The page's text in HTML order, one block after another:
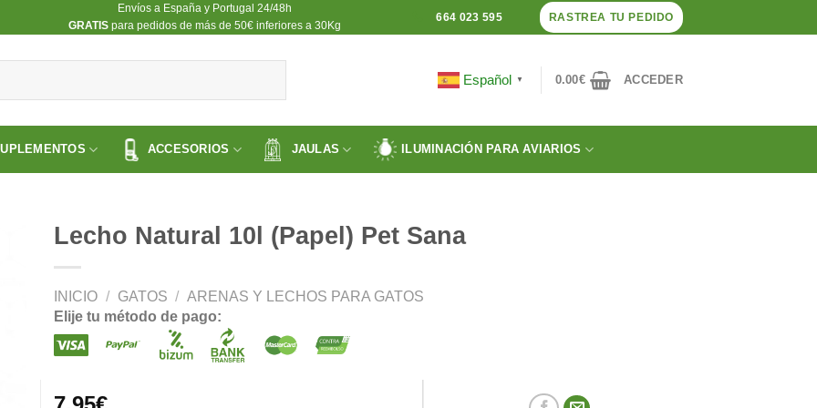
Envíos a España y Portugal 24/48h
​GRATISpara pedidos de más de 50€ inferiores a 30Kg
664 023 595 RASTREA TU PEDIDO
Español ▼ 0.00€ ACCEDER
ACCESORIOS JAULAS ILUMINACIÓN PARA AVIARIOS
Lecho Natural 10l (Papel) Pet Sana
INICIO / GATOS / ARENAS Y LECHOS PARA GATOS
Elije tu método de pago: